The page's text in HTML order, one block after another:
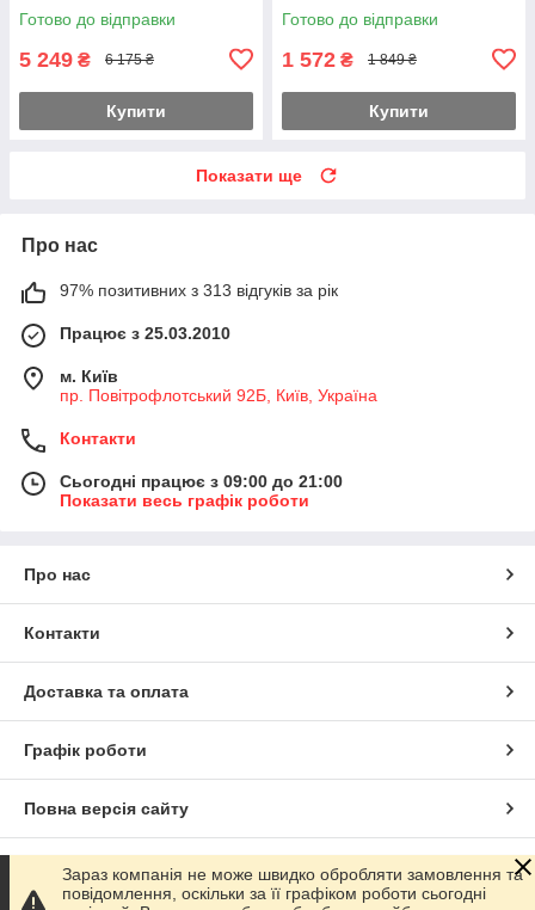
Готово до відправки
5 249 ₴ 6 175 ₴
Купити
Готово до відправки
1 572 ₴ 1 849 ₴
Купити
Показати ще
Про нас
97% позитивних з 313 відгуків за рік
Працює з 25.03.2010
м. Київ
пр. Повітрофлотський 92Б, Київ, Україна
Контакти
Сьогодні працює з 09:00 до 21:00
Показати весь графік роботи
Про нас
Контакти
Доставка та оплата
Графік роботи
Повна версія сайту
Сайт створено на маркетплейсі Prom.ua
Зараз компанія не може швидко обробляти замовлення та
повідомлення, оскільки за її графіком роботи сьогодні